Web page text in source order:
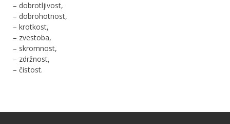
– dobrotljivost,
– dobrohotnost,
– krotkost,
– zvestoba,
– skromnost,
– zdržnost,
– čistost.